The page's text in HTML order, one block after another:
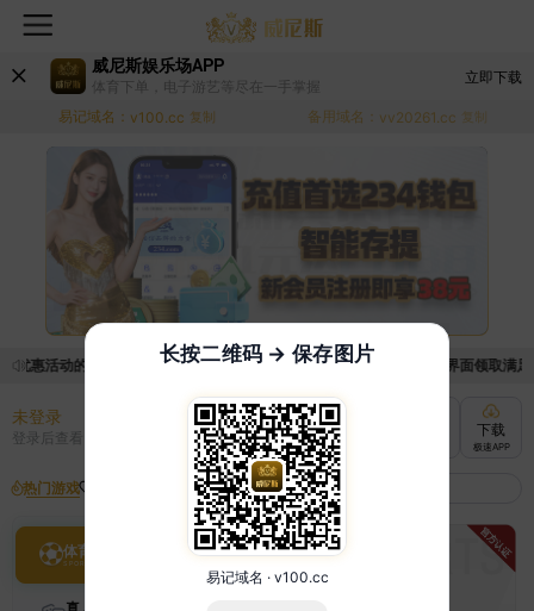
威尼斯娱乐场APP
体育下单，电子游艺等尽在一手掌握
立即下载
易记域名： v100.cc 复制 备用域名： vv20261.cc 复制
优惠活动的手续麻烦，已新增优惠系统，现在可以前往【福利中心】界面领取满
未登录
登录后查看 充值
快速到账
下载
极速APP
热门游戏
体育
长按二维码 → 保存图片
易记域名 · v100.cc